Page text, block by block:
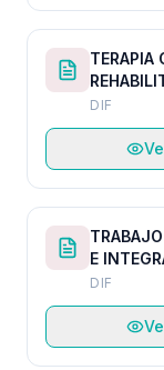
TERAPIA
DIF
E
DIF